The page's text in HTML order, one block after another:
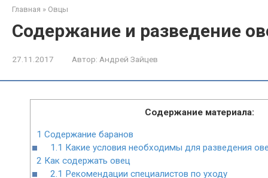
Главная » Овцы
Содержание и разведение
27.11.2017 Автор: Андрей Зайцев
Содержание материала:
1 Содержание баранов
1.1 Какие условия необходимы для разведения
2 Как содержать овец
2.1 Рекомендации специалистов по уходу